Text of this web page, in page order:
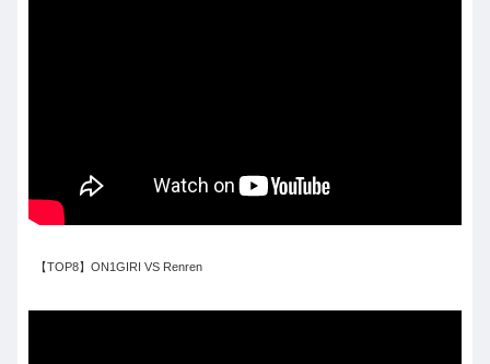
【TOP8】ON1GIRI VS Renren